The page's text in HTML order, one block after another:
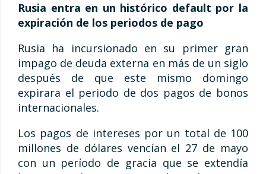
Rusia entra en un histórico default por la
expiración de los periodos de pago
Rusia ha incursionado en su primer gran
impago de deuda externa en más de un siglo
después de que este mismo domingo
expirara el periodo de dos pagos de bonos
internacionales.
Los pagos de intereses por un total de 100
millones de dólares vencían el 27 de mayo
con un período de gracia que se extendía